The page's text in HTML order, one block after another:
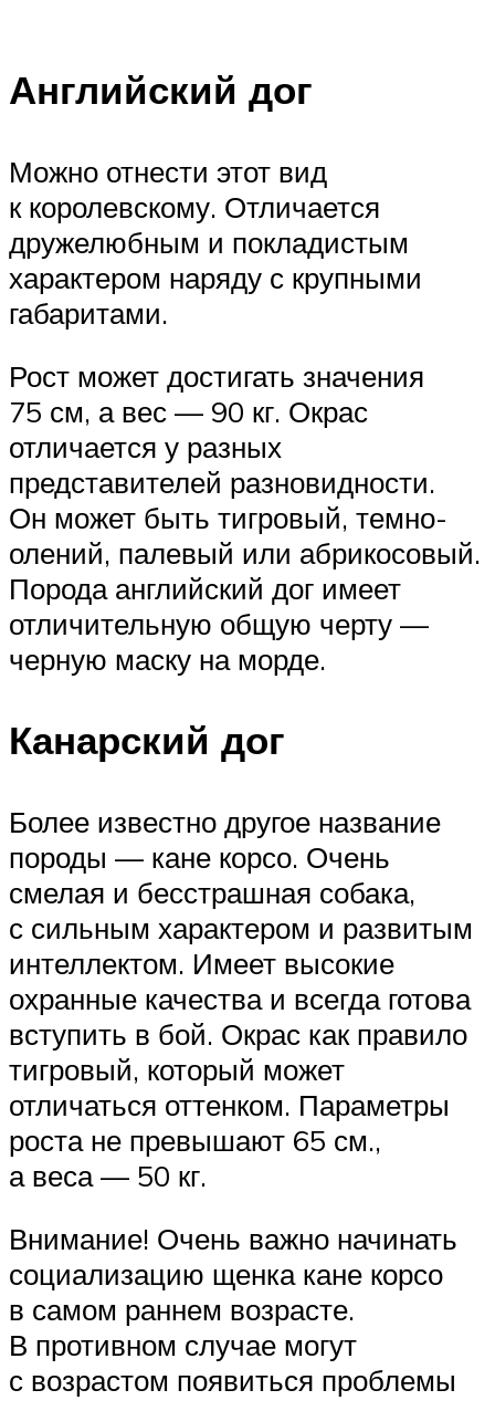
Английский дог
Можно отнести этот вид
к королевскому. Отличается
дружелюбным и покладистым
характером наряду с крупными
габаритами.
Рост может достигать значения
75 см, а вес — 90 кг. Окрас
отличается у разных
представителей разновидности.
Он может быть тигровый, темно-
олений, палевый или абрикосовый.
Порода английский дог имеет
отличительную общую черту —
черную маску на морде.
Канарский дог
Более известно другое название
породы — кане корсо. Очень
смелая и бесстрашная собака,
с сильным характером и развитым
интеллектом. Имеет высокие
охранные качества и всегда готова
вступить в бой. Окрас как правило
тигровый, который может
отличаться оттенком. Параметры
роста не превышают 65 см.,
а веса — 50 кг.
Внимание! Очень важно начинать
социализацию щенка кане корсо
в самом раннем возрасте.
В противном случае могут
с возрастом появиться проблемы